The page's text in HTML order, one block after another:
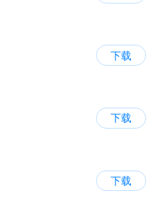
下载
下载
下载